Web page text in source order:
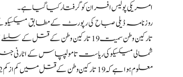
امریکی پولیس افسران کو گرفتار کیا گیا ہے۔
روزنامہ ڈیلی صباح کی رپورٹ کے مطابق میکسیکو
تارکین وطن سمیت 19 تارکین وطن
شمالی میکسیکوکی ریاست تامولیپاس کے